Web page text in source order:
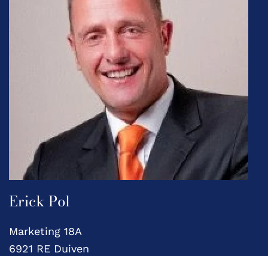
Erick Pol
Marketing 18A
6921 RE Duiven